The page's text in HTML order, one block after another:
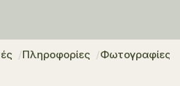
Πληροφορίες Φωτογραφίες